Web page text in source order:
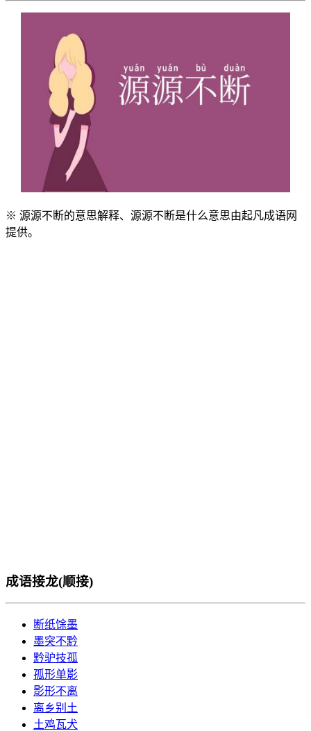
※ 源源不断的意思解释、源源不断是什么意思由起凡成语网
提供。
成语接龙(顺接)
断纸馀墨
墨突不黔
黔驴技孤
孤形单影
影形不离
离乡别土
土鸡瓦犬